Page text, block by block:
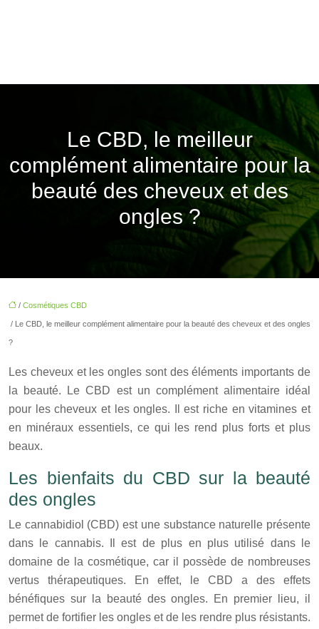
Le CBD, le meilleur
complément alimentaire pour la
beauté des cheveux et des
ongles ?
/ Cosmétiques CBD
/ Le CBD, le meilleur complément alimentaire pour la beauté des cheveux et des ongles
?
Les cheveux et les ongles sont des éléments importants de
la beauté. Le CBD est un complément alimentaire idéal
pour les cheveux et les ongles. Il est riche en vitamines et
en minéraux essentiels, ce qui les rend plus forts et plus
beaux.
Les bienfaits du CBD sur la beauté
des ongles
Le cannabidiol (CBD) est une substance naturelle présente
dans le cannabis. Il est de plus en plus utilisé dans le
domaine de la cosmétique, car il possède de nombreuses
vertus thérapeutiques. En effet, le CBD a des effets
bénéfiques sur la beauté des ongles. En premier lieu, il
permet de fortifier les ongles et de les rendre plus résistants.